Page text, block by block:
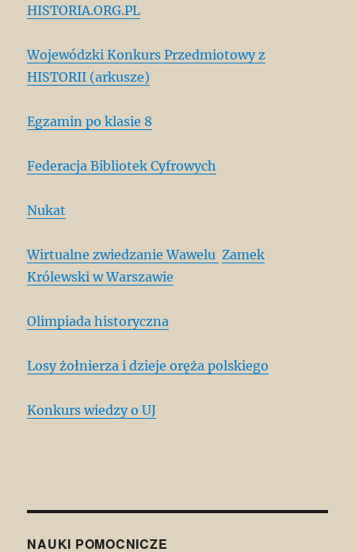
HISTORIA.ORG.PL
Wojewódzki Konkurs Przedmiotowy z
HISTORII (arkusze)
Egzamin po klasie 8
Federacja Bibliotek Cyfrowych
Nukat
Wirtualne zwiedzanie Wawelu Zamek
Królewski w Warszawie
Olimpiada historyczna
Losy żołnierza i dzieje oręża polskiego
Konkurs wiedzy o UJ
NAUKI POMOCNICZE